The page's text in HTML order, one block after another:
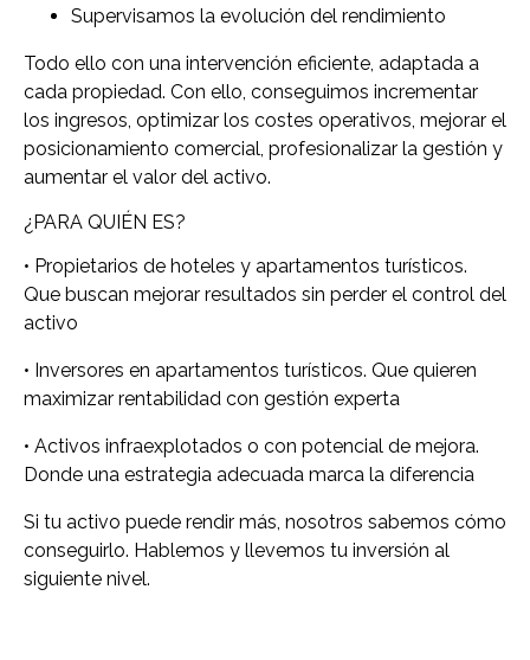
Supervisamos la evolución del rendimiento
Todo ello con una intervención eficiente, adaptada a
cada propiedad. Con ello, conseguimos incrementar
los ingresos, optimizar los costes operativos, mejorar el
posicionamiento comercial, profesionalizar la gestión y
aumentar el valor del activo.
¿PARA QUIÉN ES?
• Propietarios de hoteles y apartamentos turísticos.
Que buscan mejorar resultados sin perder el control del
activo
• Inversores en apartamentos turísticos. Que quieren
maximizar rentabilidad con gestión experta
• Activos infraexplotados o con potencial de mejora.
Donde una estrategia adecuada marca la diferencia
Si tu activo puede rendir más, nosotros sabemos cómo
conseguirlo. Hablemos y llevemos tu inversión al
siguiente nivel.